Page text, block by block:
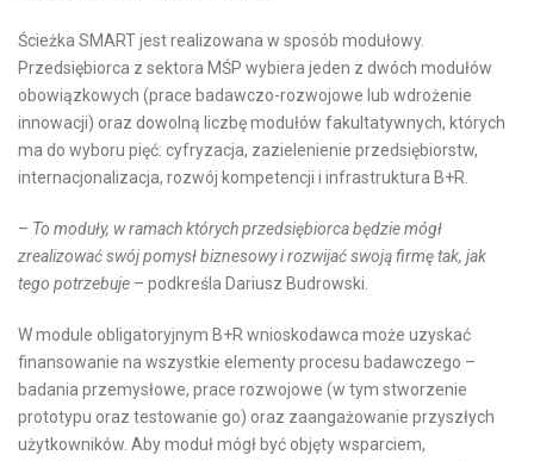
Ścieżka SMART jest realizowana w sposób modułowy.
Przedsiębiorca z sektora MŚP wybiera jeden z dwóch modułów
obowiązkowych (prace badawczo-rozwojowe lub wdrożenie
innowacji) oraz dowolną liczbę modułów fakultatywnych, których
ma do wyboru pięć: cyfryzacja, zazielenienie przedsiębiorstw,
internacjonalizacja, rozwój kompetencji i infrastruktura B+R.
– To moduły, w ramach których przedsiębiorca będzie mógł
zrealizować swój pomysł biznesowy i rozwijać swoją firmę tak, jak
tego potrzebuje – podkreśla Dariusz Budrowski.
W module obligatoryjnym B+R wnioskodawca może uzyskać
finansowanie na wszystkie elementy procesu badawczego –
badania przemysłowe, prace rozwojowe (w tym stworzenie
prototypu oraz testowanie go) oraz zaangażowanie przyszłych
użytkowników. Aby moduł mógł być objęty wsparciem,